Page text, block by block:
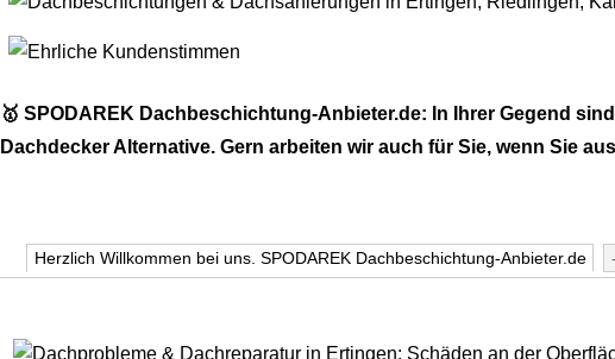
🥇 SPODAREK Dachbeschichtung-Anbieter.de: In Ihrer Gegend
Dachdecker Alternative. Gern arbeiten wir auch für Sie, wenn Sie
Herzlich Willkommen bei uns. SPODAREK Dachbeschichtung-Anbieter.de -